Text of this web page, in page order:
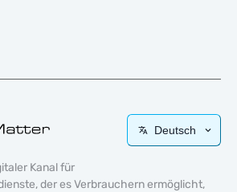
Deutsch
Kanal für
der es Verbrauchern ermöglicht,